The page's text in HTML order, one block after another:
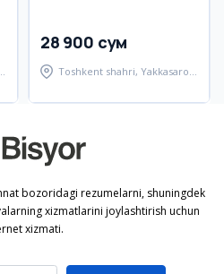
28 900 сум
Toshkent shahri, Yakkasaroy
bozoridagi rezumelarni, shuningdek
xizmatlarini joylashtirish uchun
xizmati.